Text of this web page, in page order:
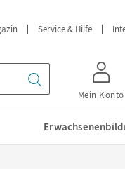
Service & Hilfe
Mein Konto